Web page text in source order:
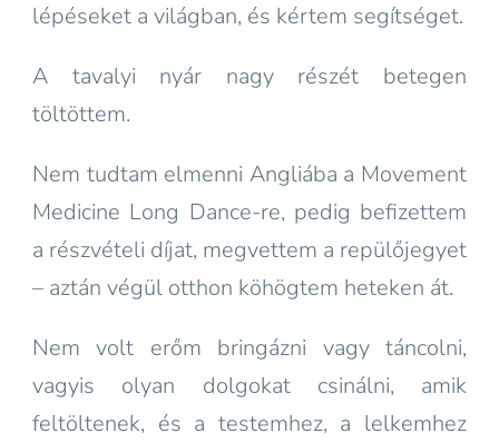
lépéseket a világban, és kértem segítséget.
A tavalyi nyár nagy részét betegen
töltöttem.
Nem tudtam elmenni Angliába a Movement
Medicine Long Dance-re, pedig befizettem
a részvételi díjat, megvettem a repülőjegyet
– aztán végül otthon köhögtem heteken át.
Nem volt erőm bringázni vagy táncolni,
vagyis olyan dolgokat csinálni, amik
feltöltenek, és a testemhez, a lelkemhez